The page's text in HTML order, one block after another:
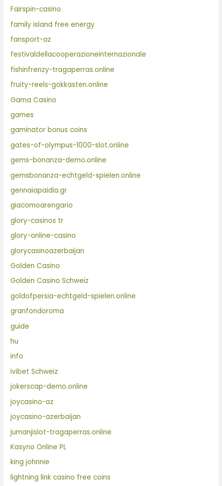
Fairspin-casino
family island free energy
fansport-az
festivaldellacooperazioneinternazionale
fishinfrenzy-tragaperras.online
fruity-reels-gokkasten.online
Gama Casino
games
gaminator bonus coins
gates-of-olympus-1000-slot.online
gems-bonanza-demo.online
gemsbonanza-echtgeld-spielen.online
gennaiapaidia.gr
giacomoarengario
glory-casinos tr
glory-online-casino
glorycasinoazerbaijan
Golden Casino
Golden Casino Schweiz
goldofpersia-echtgeld-spielen.online
granfondoroma
guide
hu
info
Ivibet Schweiz
jokerscap-demo.online
joycasino-az
joycasino-azerbaijan
jumanjislot-tragaperras.online
Kasyno Online PL
king johnnie
lightning link casino free coins